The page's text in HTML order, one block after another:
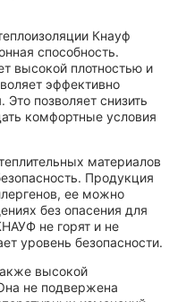
Кнауф
способность.
высокой плотностью и
эффективно
позволяет снизить
комфортные условия
материалов
Продукция
ее можно
без опасения для
не горят и не
уровень безопасности.
высокой
не подвержена